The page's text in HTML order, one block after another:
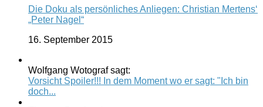
Die Doku als persönliches Anliegen: Christian Mertens‘
„Peter Nagel“
16. September 2015
Wolfgang Wotograf sagt:
Vorsicht Spoiler!!! In dem Moment wo er sagt: "Ich bin
doch...